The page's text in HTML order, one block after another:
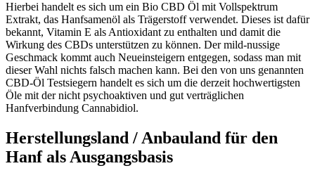
Hierbei handelt es sich um ein Bio CBD Öl mit Vollspektrum
Extrakt, das Hanfsamenöl als Trägerstoff verwendet. Dieses ist dafür
bekannt, Vitamin E als Antioxidant zu enthalten und damit die
Wirkung des CBDs unterstützen zu können. Der mild-nussige
Geschmack kommt auch Neueinsteigern entgegen, sodass man mit
dieser Wahl nichts falsch machen kann. Bei den von uns genannten
CBD-Öl Testsiegern handelt es sich um die derzeit hochwertigsten
Öle mit der nicht psychoaktiven und gut verträglichen
Hanfverbindung Cannabidiol.
Herstellungsland / Anbauland für den
Hanf als Ausgangsbasis